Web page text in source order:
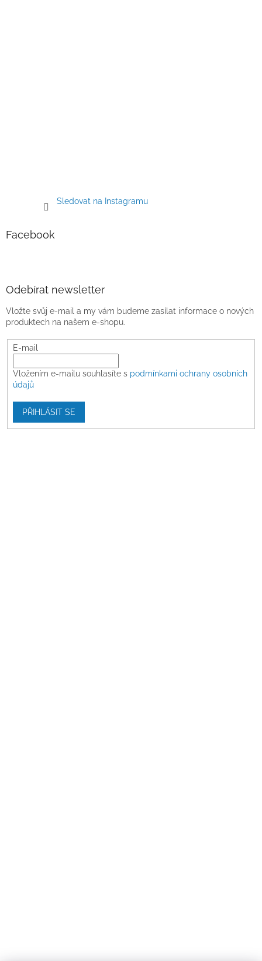
Sledovat na Instagramu
Facebook
Odebírat newsletter
Vložte svůj e-mail a my vám budeme zasílat informace o nových
produktech na našem e-shopu.
E-mail
Vložením e-mailu souhlasíte s podmínkami ochrany osobních
údajů
PŘIHLÁSIT SE